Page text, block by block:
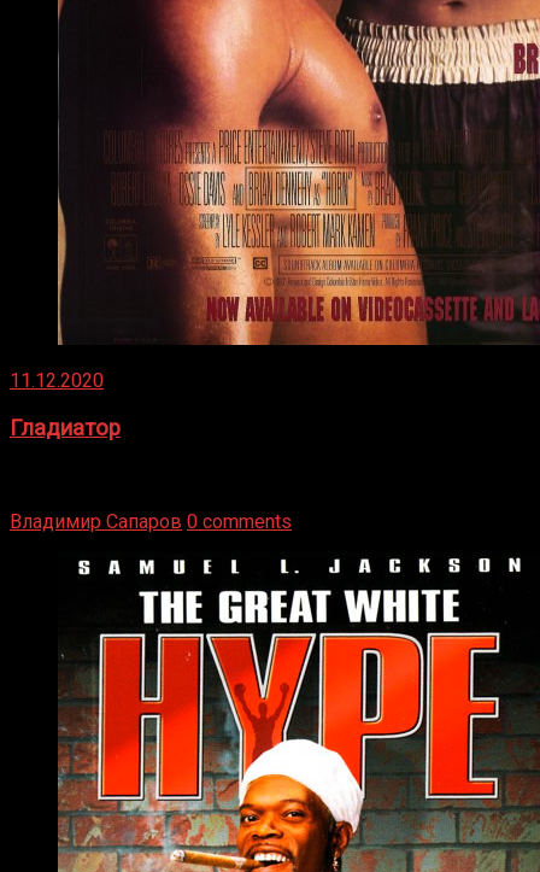
11.12.2020
Гладиатор
Владимир Сапаров 0 comments